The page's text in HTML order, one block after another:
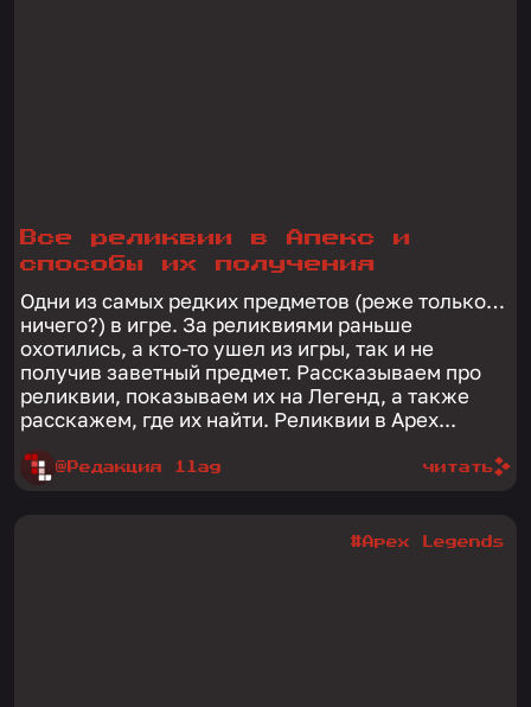
Все реликвии в Апекс и
способы их получения
Одни из самых редких предметов (реже только…
ничего?) в игре. За реликвиями раньше
охотились, а кто-то ушел из игры, так и не
получив заветный предмет. Рассказываем про
реликвии, показываем их на Легенд, а также
расскажем, где их найти. Реликвии в Apex...
@Редакция 1lag читать
#Apex Legends